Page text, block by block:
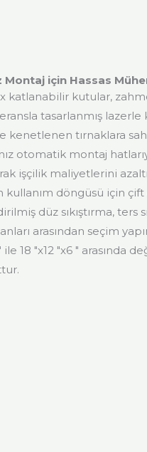
Montaj için Hassas
katlanabilir kutular,
tasarlanmış lazerle
kenetlenen tırnaklara
otomatik montaj
işçilik maliyetlerini
kullanım döngüsü için çift
düz sıkıştırma, ters
arasından seçim
ile 18 ″x12 ″x6 ″ arasında